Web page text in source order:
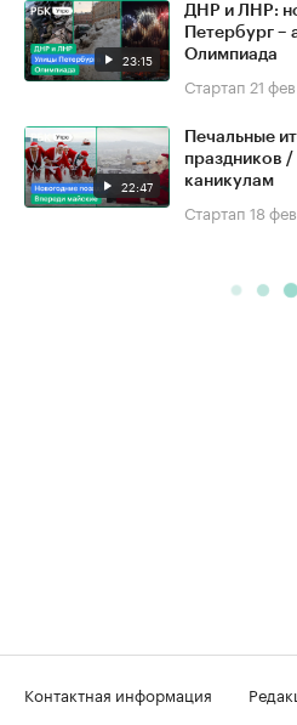
23:15
ДНР и ЛНР:
Петербург –
Олимпиада
Стартап 21
22:47
Печальные
праздников
каникулам
Стартап 18
Контактная информация